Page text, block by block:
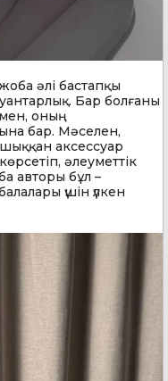
әлі бастапқы
Бар болғаны
оның
бар. Мәселен,
аксессуар
әлеуметтік
авторы бұл –
үшін үлкен